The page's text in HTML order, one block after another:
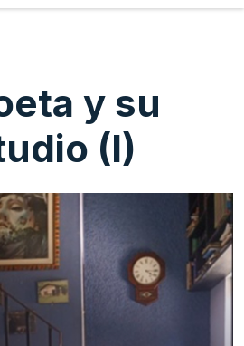
y su
(I)